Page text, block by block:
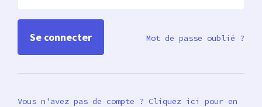
Mot de passe oublié ?
Vous n'avez pas de compte ? Cliquez ici pour en